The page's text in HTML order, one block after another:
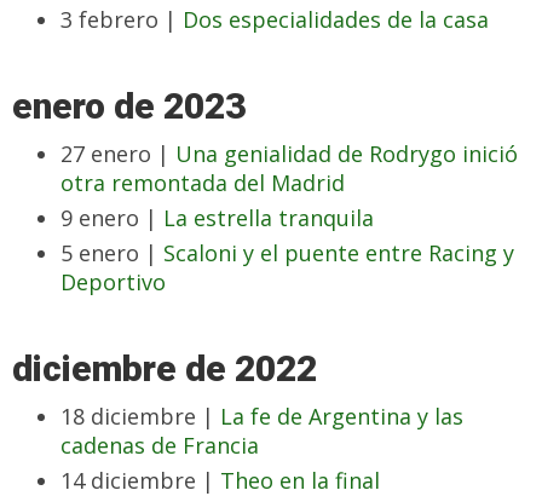
3 febrero | Dos especialidades de la casa
enero de 2023
27 enero | Una genialidad de Rodrygo inició
otra remontada del Madrid
9 enero | La estrella tranquila
5 enero | Scaloni y el puente entre Racing y
Deportivo
diciembre de 2022
18 diciembre | La fe de Argentina y las
cadenas de Francia
14 diciembre | Theo en la final